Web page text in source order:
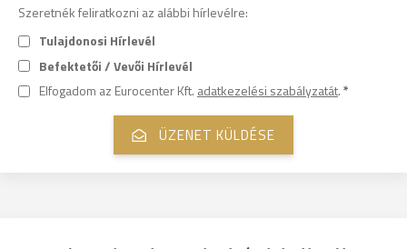
Szeretnék feliratkozni az alábbi hírlevélre:
Tulajdonosi Hírlevél
Befektetői / Vevői Hírlevél
Elfogadom az Eurocenter Kft. adatkezelési szabályzatát.*